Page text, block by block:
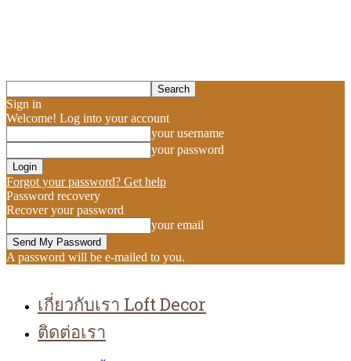
Sign in
Welcome! Log into your account
your username
your password
Forgot your password? Get help
Password recovery
Recover your password
your email
A password will be e-mailed to you.
เกี่ยวกับเรา Loft Decor
ติดต่อเรา